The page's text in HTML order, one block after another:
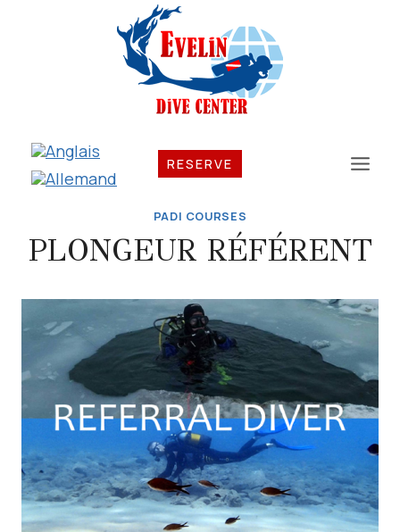
RESERVE
PADI COURSES
PLONGEUR RÉFÉRENT